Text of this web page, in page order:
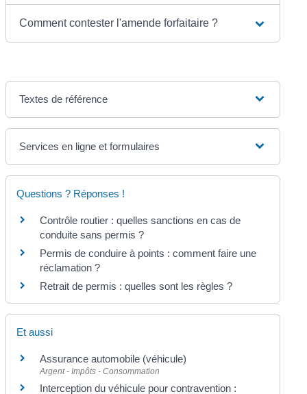
Comment contester l'amende forfaitaire ?
Textes de référence
Services en ligne et formulaires
Questions ? Réponses !
Contrôle routier : quelles sanctions en cas de
conduite sans permis ?
Permis de conduire à points : comment faire une
réclamation ?
Retrait de permis : quelles sont les règles ?
Et aussi
Assurance automobile (véhicule)
Argent - Impôts - Consommation
Interception du véhicule pour contravention :